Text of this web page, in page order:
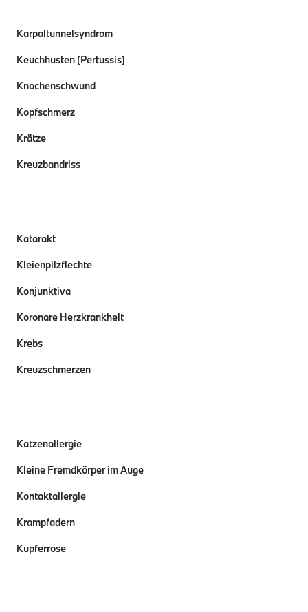
Karpaltunnelsyndrom
Keuchhusten (Pertussis)
Knochenschwund
Kopfschmerz
Krätze
Kreuzbandriss
Katarakt
Kleienpilzflechte
Konjunktiva
Koronare Herzkrankheit
Krebs
Kreuzschmerzen
Katzenallergie
Kleine Fremdkörper im Auge
Kontaktallergie
Krampfadern
Kupferrose